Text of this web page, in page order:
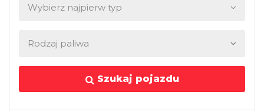
Szukaj pojazdu